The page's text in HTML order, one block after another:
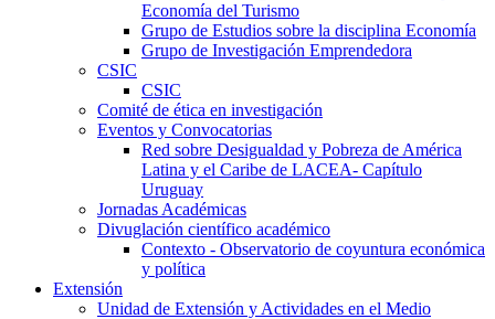
Economía del Turismo
Grupo de Estudios sobre la disciplina Economía
Grupo de Investigación Emprendedora
CSIC
CSIC
Comité de ética en investigación
Eventos y Convocatorias
Red sobre Desigualdad y Pobreza de América
Latina y el Caribe de LACEA- Capítulo
Uruguay
Jornadas Académicas
Divuglación científico académico
Contexto - Observatorio de coyuntura económica
y política
Extensión
Unidad de Extensión y Actividades en el Medio